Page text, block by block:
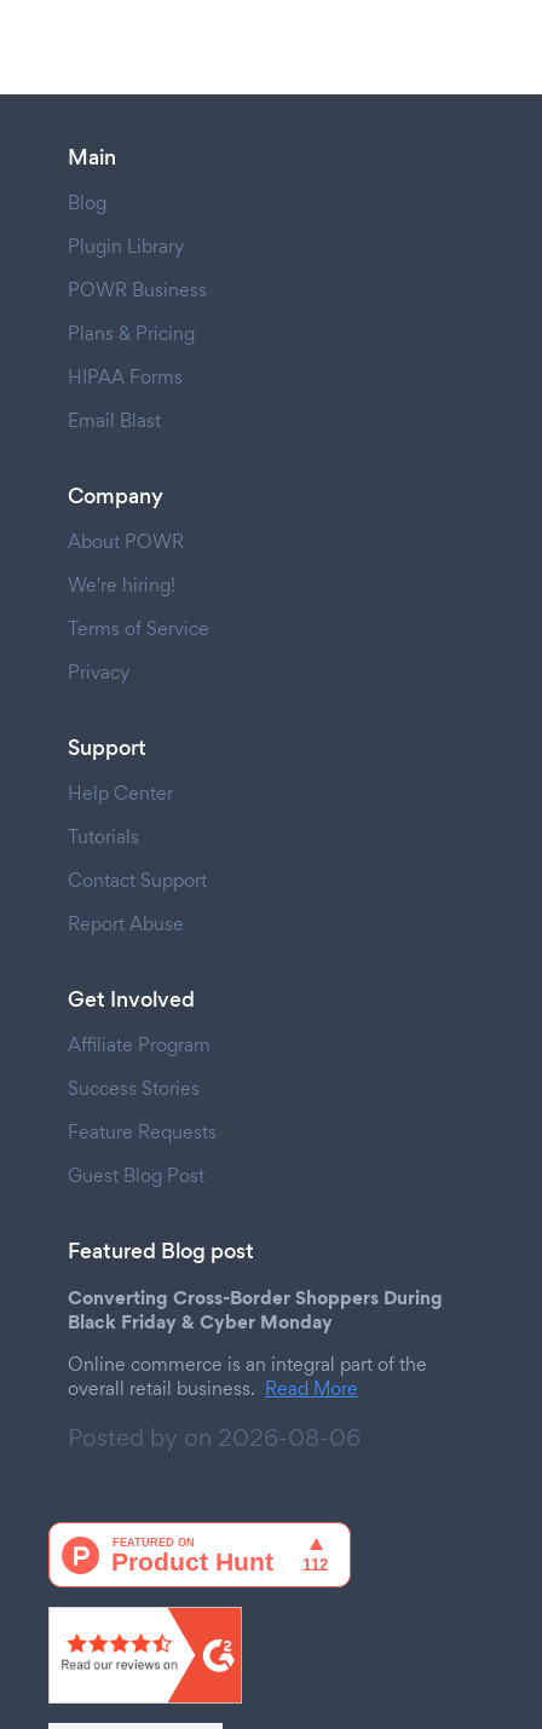
Main
Blog
Plugin Library
POWR Business
Plans & Pricing
HIPAA Forms
Email Blast
Company
About POWR
We're hiring!
Terms of Service
Privacy
Support
Help Center
Tutorials
Contact Support
Report Abuse
Get Involved
Affiliate Program
Success Stories
Feature Requests
Guest Blog Post
Featured Blog post
Converting Cross-Border Shoppers During
Black Friday & Cyber Monday
Online commerce is an integral part of the
overall retail business. Read More
Posted by on 2026-08-06